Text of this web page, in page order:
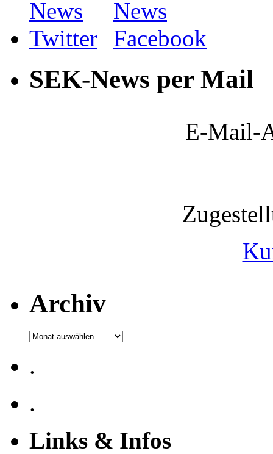
SEK-News per Mail
E-Mail-
Archiv
Archiv
.
.
Links & Infos